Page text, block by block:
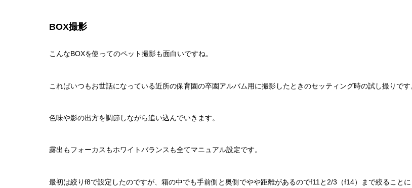
BOX撮影
こんなBOXを使ってのペット撮影も面白いですね。
こればいつもお世話になっている近所の保育園の卒園アルバム用に撮影したときのセッティング時の試し撮りです
色味や影の出方を調節しながら追い込んでいきます。
露出もフォーカスもホワイトバランスも全てマニュアル設定です。
最初は絞りf8で設定したのですが、箱の中でも手前側と奥側でやや距離があるのでf11と2/3（f14）まで絞ることに